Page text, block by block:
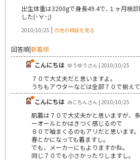
出生体重は3200gで身長49.4で､１ヶ月検
した(･∀･;)
2010/10/25 | の他の相談を見る
回答順|新着順
こんにちは ゆうゆうさん | 2010/10/25
７０で大丈夫だと思いますよ。
うちもアウターなどは全部７０で揃えて
こんにちは みこちんさん | 2010/10/25
肌着は７０で大丈夫かと思いますが、
ーオールとかはきつく感じるので
８０で袖まくるのもアリだと思います。
春とかになっても着ますし。
でも、メーカーにもよりますかね。
同じ７０でも小さかったりしますし。